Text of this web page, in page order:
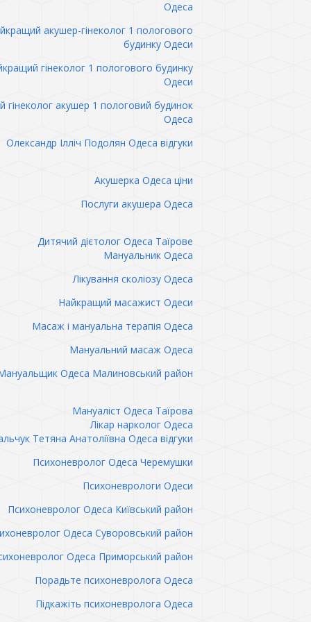
Одеса
акушер-гінеколог 1 пологового
будинку Одеси
гінеколог 1 пологового будинку
Одеси
гінеколог акушер 1 пологовий будинок
Одеса
Олександр Ілліч Подолян Одеса відгуки
Акушерка Одеса ціни
Послуги акушера Одеса
Дитячий дієтолог Одеса Таїрове
Мануальник Одеса
Лікування сколіозу Одеса
Найкращий масажист Одеси
Масаж і мануальна терапія Одеса
Мануальний масаж Одеса
Одеса Малиновський район
Мануаліст Одеса Таїрова
Лікар нарколог Одеса
Тетяна Анатоліївна Одеса відгуки
Психоневролог Одеса Черемушки
Психоневрологи Одеси
Психоневролог Одеса Київський район
Одеса Суворовський район
Одеса Приморський район
Порадьте психоневролога Одеса
Підкажіть психоневролога Одеса